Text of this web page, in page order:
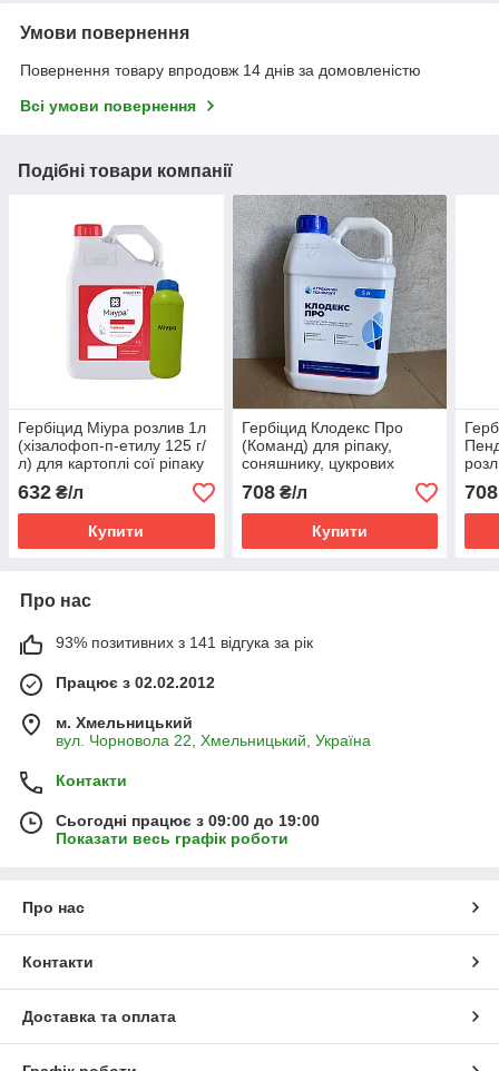
Умови повернення
Повернення товару впродовж 14 днів за домовленістю
Всі умови повернення
Подібні товари компанії
Гербіцид Міура розлив 1л
(хізалофоп-п-етилу 125 г/
л) для картоплі сої ріпаку
соняшника буряків цибулі
моркви томатів капусти
632 ₴/л
Купити
Гербіцид Клодекс Про
(Команд) для ріпаку,
соняшнику, цукрових
буряків, сої
708₴/л
Купити
708
Про нас
93% позитивних з 141 відгука за рік
Працює з 02.02.2012
м. Хмельницький
вул. Чорновола 22, Хмельницький, Україна
Контакти
Сьогодні працює з 09:00 до 19:00
Показати весь графік роботи
Про нас
Контакти
Доставка та оплата